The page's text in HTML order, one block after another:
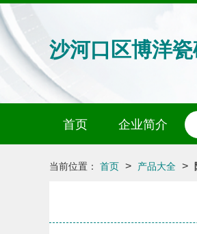
沙河口区博洋
首页 企业简介
当前位置： 首页 > 产品大全 >